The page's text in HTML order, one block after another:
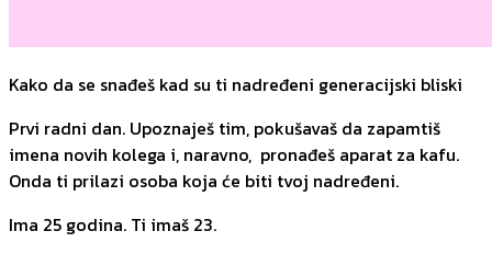
Kako da se snađeš kad su ti nadređeni generacijski bliski
Prvi radni dan. Upoznaješ tim, pokušavaš da zapamtiš
imena novih kolega i, naravno, pronađeš aparat za kafu.
Onda ti prilazi osoba koja će biti tvoj nadređeni.
Ima 25 godina. Ti imaš 23.